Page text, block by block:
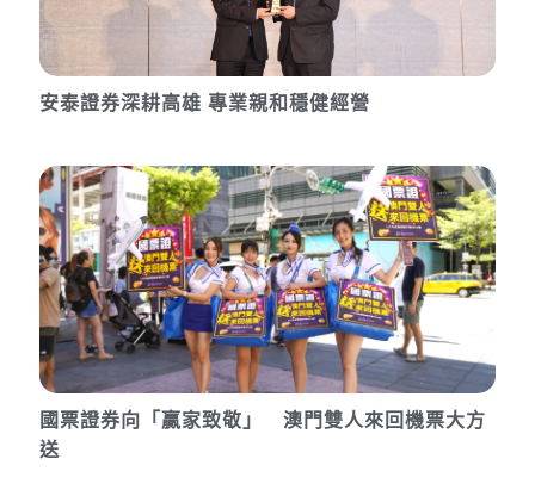
安泰證券深耕高雄 專業親和穩健經營
國票證券向「贏家致敬」 澳門雙人來回機票大方
送